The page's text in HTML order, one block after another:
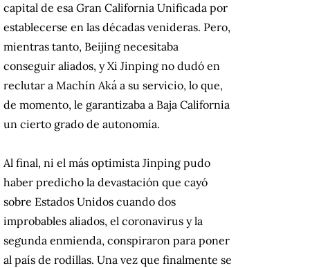
capital de esa Gran California Unificada por
establecerse en las décadas venideras. Pero,
mientras tanto, Beijing necesitaba
conseguir aliados, y Xi Jinping no dudó en
reclutar a Machín Aká a su servicio, lo que,
de momento, le garantizaba a Baja California
un cierto grado de autonomía.
Al final, ni el más optimista Jinping pudo
haber predicho la devastación que cayó
sobre Estados Unidos cuando dos
improbables aliados, el coronavirus y la
segunda enmienda, conspiraron para poner
al país de rodillas. Una vez que finalmente se